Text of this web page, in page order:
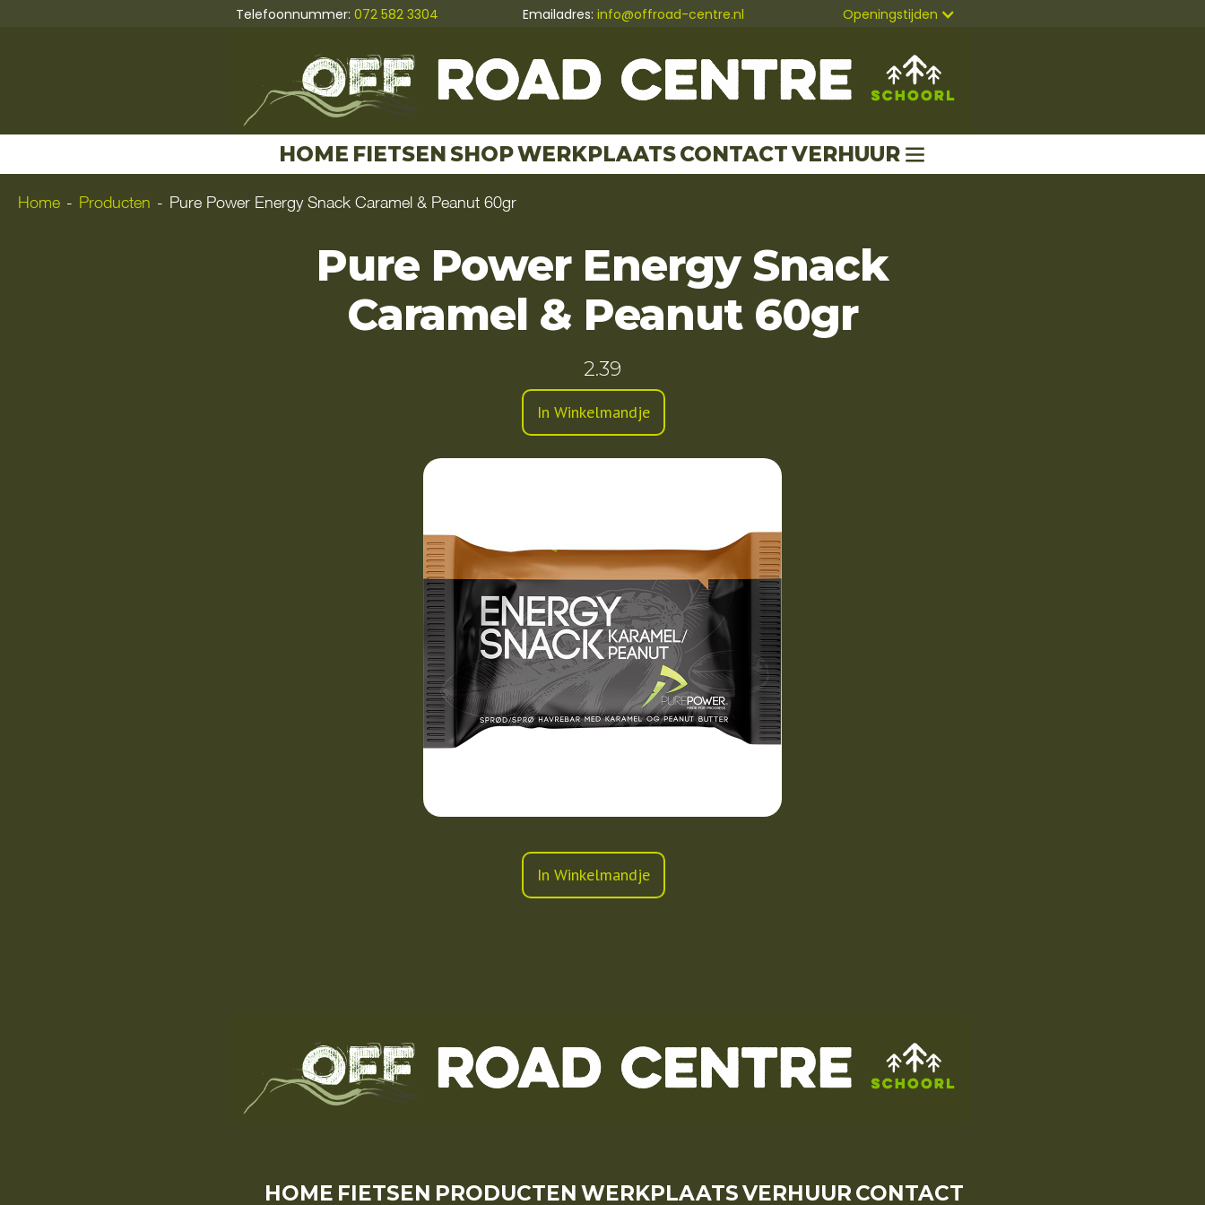
Telefoonnummer: 072 582 3304 Emailadres: info@offroad-centre.nl Openingstijden
HOME FIETSEN SHOPWERKPLAATSCONTACTVERHUUR
Home - Producten - Pure Power Energy Snack Caramel & Peanut 60gr
Pure Power Energy Snack
Caramel & Peanut 60gr
2.39
In Winkelmandje
In Winkelmandje
HOME FIETSEN PRODUCTEN WERKPLAATSVERHUUR CONTACT